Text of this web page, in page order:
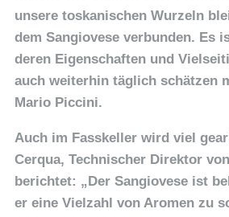
unsere toskanischen Wurzeln
dem Sangiovese verbunden. Es
deren Eigenschaften und
auch weiterhin täglich schätzen
Mario Piccini.
Auch im Fasskeller wird viel
Cerqua, Technischer Direktor
berichtet: „Der Sangiovese ist
er eine Vielzahl von Aromen zu